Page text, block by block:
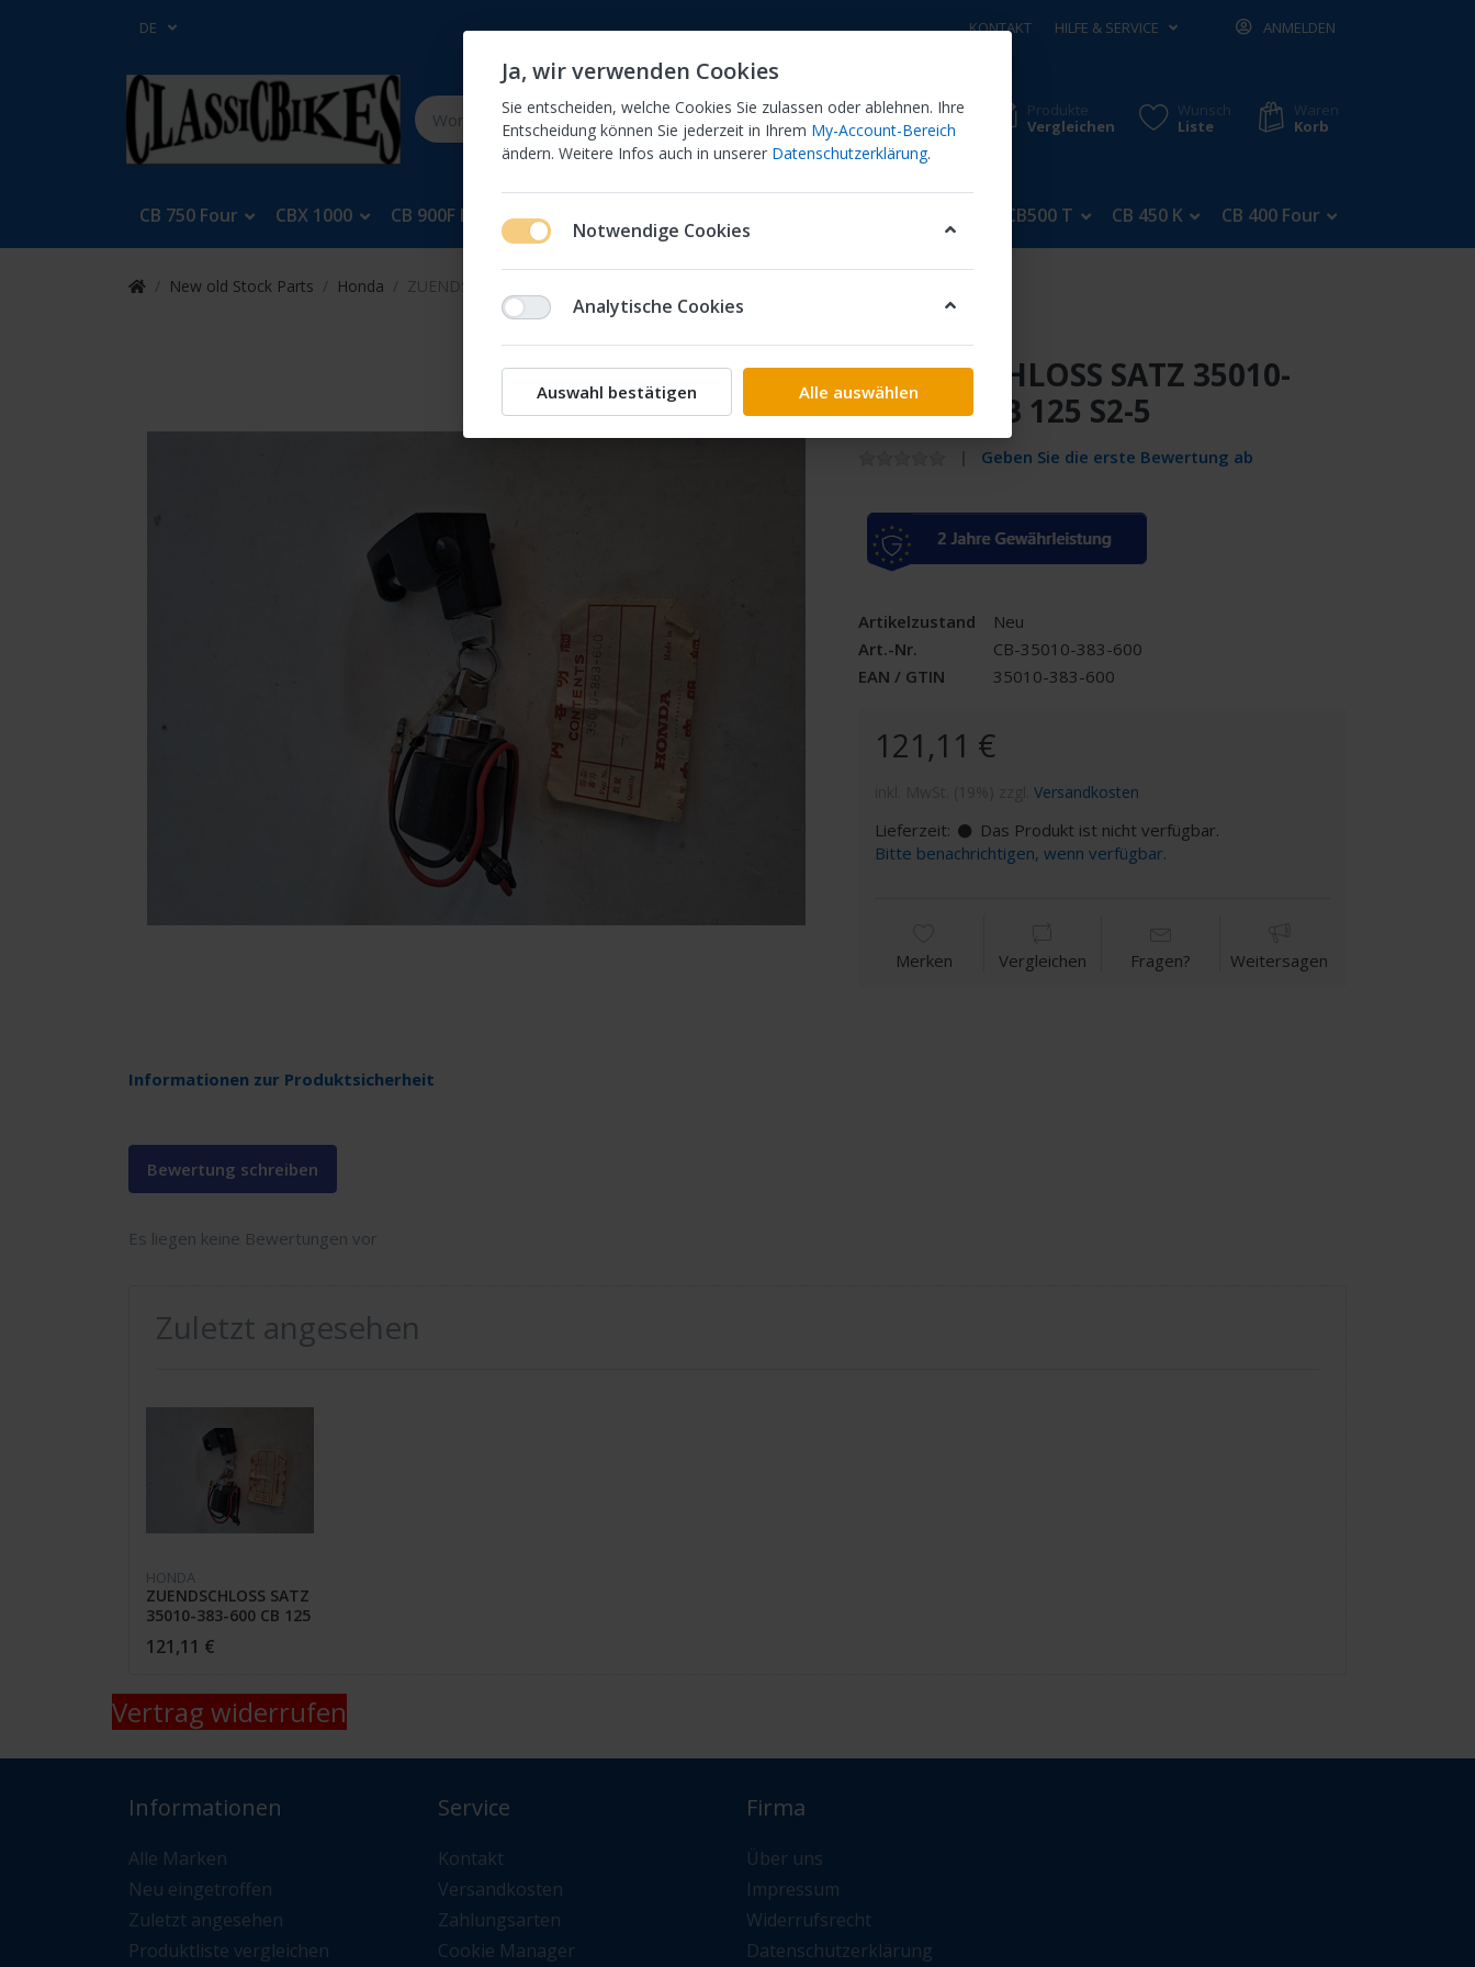
DE KONTAKT HILFE & SERVICE ANMELDEN
Produkte
Vergleichen
Wunsch
Liste
Waren
Korb
CB 750 Four CBX 1000 CB 900F Bol Dor CB500 T CB 450 K CB 400 Four
New old Stock Parts Honda ZUENDSCHLOSS SATZ 35010-383-600 CB 125 S2-5
Informationen zur Produktsicherheit
Honda
ZUENDSCHLOSS SATZ 35010-
383-600 CB 125 S2-5
Geben Sie die erste Bewertung ab
Artikelzustand
Neu
Art.-Nr.
CB-35010-383-600
EAN / GTIN
35010-383-600
121,11 €
Versandkosten
Lieferzeit:
Das Produkt ist nicht verfügbar.
Bitte benachrichtigen, wenn verfügbar.
Merken Vergleichen Fragen? Weitersagen
Bewertung schreiben
Es liegen keine Bewertungen vor
Zuletzt angesehen
HONDA
ZUENDSCHLOSS SATZ
35010-383-600 CB 125
S2-5
121,11 €
Vertrag widerrufen
Informationen
Alle Marken
Neu eingetroffen
Zuletzt angesehen
Produktliste vergleichen
Service
Kontakt
Versandkosten
Zahlungsarten
Cookie Manager
Firma
Über uns
Impressum
Widerrufsrecht
Datenschutzerklärung
Ja, wir verwenden Cookies
Sie entscheiden, welche Cookies Sie zulassen oder ablehnen. Ihre
Entscheidung können Sie jederzeit in Ihrem My-Account-Bereich
ändern. Weitere Infos auch in unserer Datenschutzerklärung.
Notwendige Cookies
Analytische Cookies
Auswahl bestätigen Alle auswählen